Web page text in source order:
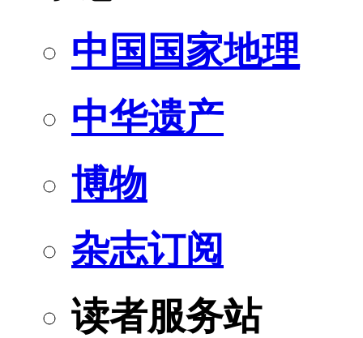
中国国家地理
中华遗产
博物
杂志订阅
读者服务站